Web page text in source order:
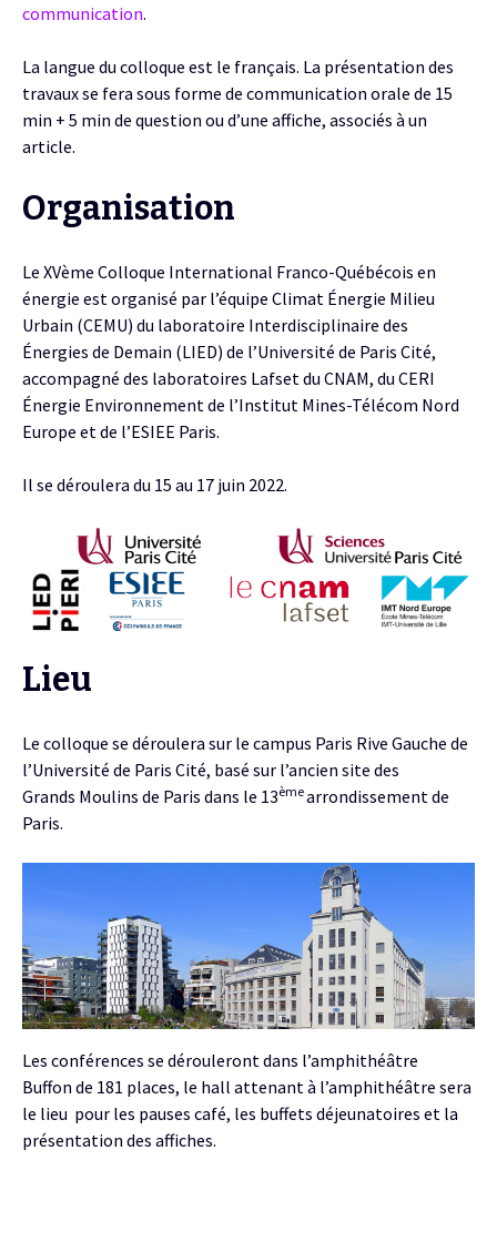
communication.
La langue du colloque est le français. La présentation des
travaux se fera sous forme de communication orale de 15
min + 5 min de question ou d’une affiche, associés à un
article.
Organisation
Le XVème Colloque International Franco-Québécois en
énergie est organisé par l’équipe Climat Énergie Milieu
Urbain (CEMU) du laboratoire Interdisciplinaire des
Énergies de Demain (LIED) de l’Université de Paris Cité,
accompagné des laboratoires Lafset du CNAM, du CERI
Énergie Environnement de l’Institut Mines-Télécom Nord
Europe et de l’ESIEE Paris.
Il se déroulera du 15 au 17 juin 2022.
Lieu
Le colloque se déroulera sur le campus Paris Rive Gauche de
l’Université de Paris Cité, basé sur l’ancien site des
Grands Moulins de Paris dans le 13èmearrondissement de
Paris.
Les conférences se dérouleront dans l’amphithéâtre
Buffon de 181 places, le hall attenant à l’amphithéâtre sera
le lieu pour les pauses café, les buffets déjeunatoires et la
présentation des affiches.